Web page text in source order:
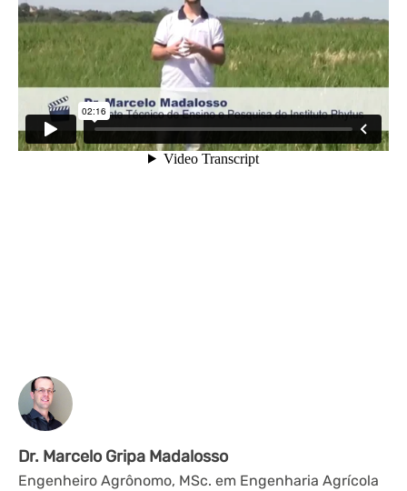
Dr. Marcelo Gripa Madalosso
Engenheiro Agrônomo, MSc. em Engenharia Agrícola